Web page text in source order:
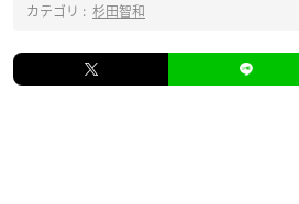
カテゴリ : 杉田智和